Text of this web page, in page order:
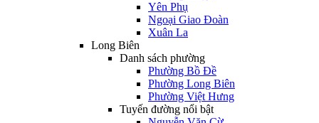
Yên Phụ
Ngoại Giao Đoàn
Xuân La
Long Biên
Danh sách phường
Phường Bồ Đề
Phường Long Biên
Phường Việt Hưng
Tuyến đường nổi bật